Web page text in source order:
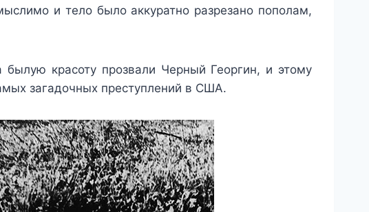
и тело было аккуратно разрезано пополам,
былую красоту прозвали Черный Георгин, и этому
загадочных преступлений в США.